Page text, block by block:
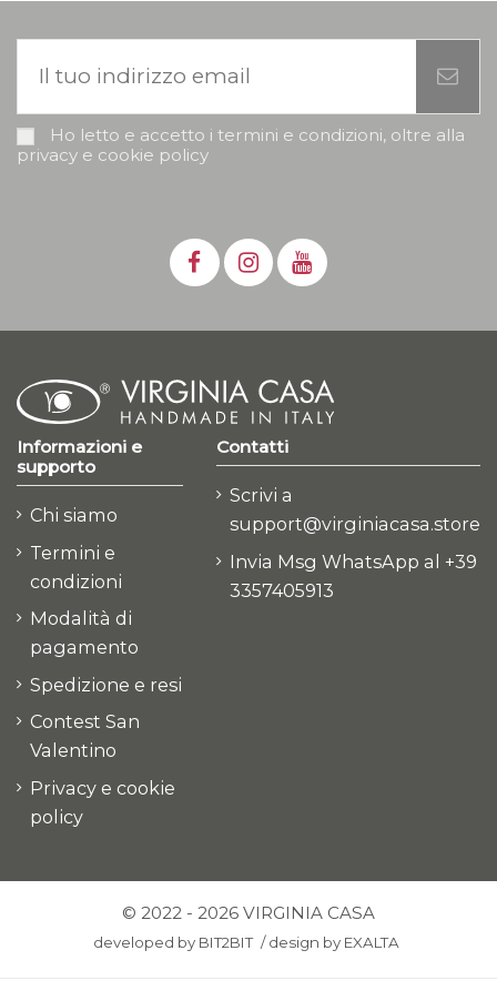
Ho letto e accetto i termini e condizioni, oltre alla
privacy e cookie policy
Informazioni e
supporto
Chi siamo
Termini e
condizioni
Modalità di
pagamento
Spedizione e resi
Contest San
Valentino
Privacy e cookie
policy
Contatti
Scrivi a
support@virginiacasa.store
Invia Msg WhatsApp al +39
3357405913
© 2022 - 2026 VIRGINIA CASA
developed by BIT2BIT /design by EXALTA